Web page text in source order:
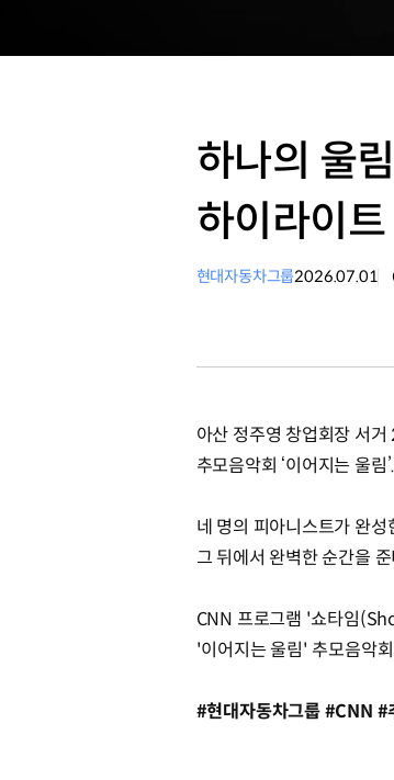
하나의 울
하이라이트
현대자동차그룹2026.07.01
아산 정주영 창업회장 서
추모음악회 ‘이어지는 울림’.
네 명의 피아니스트가 완성
그 뒤에서 완벽한 순간을
CNN 프로그램 '쇼타임
'이어지는 울림' 추모음악
#현대자동차그룹 #CNN #